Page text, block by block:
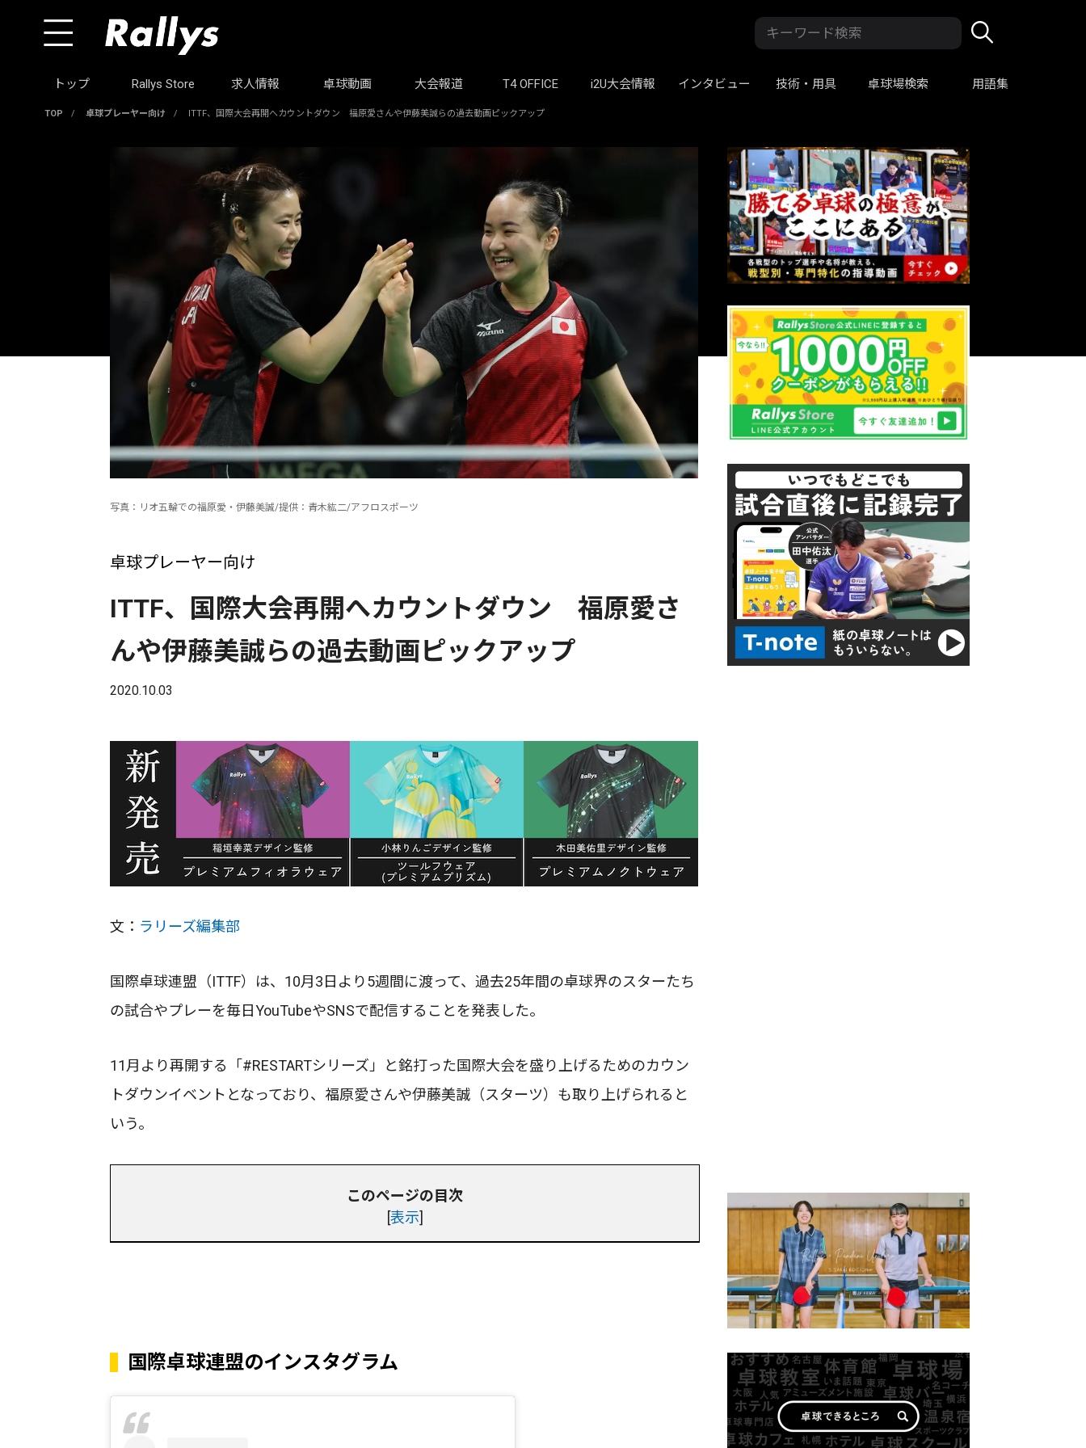
トップ Rallys Store 求人情報 卓球動画 大会報道 T4 OFFICE i2U大会情報 インタビュー 技術・用具 卓球場検索 用語集
TOP / 卓球プレーヤー向け / ITTF、国際大会再開へカウントダウン 福原愛さんや伊藤美誠らの過去動画ピックアップ
写真：リオ五輪での福原愛・伊藤美誠/提供：青木紘二/アフロスポーツ
卓球プレーヤー向け
ITTF、国際大会再開へカウントダウン 福原愛さ
んや伊藤美誠らの過去動画ピックアップ
2020.10.03
文： ラリーズ編集部
国際卓球連盟（ITTF）は、10月3日より5週間に渡って、過去25年間の卓球界のスターたち
の試合やプレーを毎日YouTubeやSNSで配信することを発表した。
11月より再開する「#RESTARTシリーズ」と銘打った国際大会を盛り上げるためのカウン
トダウンイベントとなっており、福原愛さんや伊藤美誠（スターツ）も取り上げられると
いう。
このページの目次
[表示]
国際卓球連盟のインスタグラム